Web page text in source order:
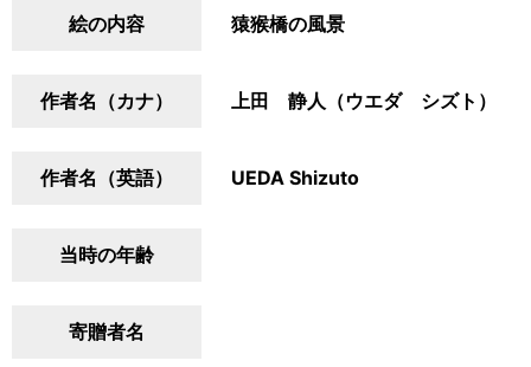
絵の内容 猿猴橋の風景
作者名（カナ） 上田 静人（ウエダ シズト）
作者名（英語） UEDA Shizuto
当時の年齢
寄贈者名